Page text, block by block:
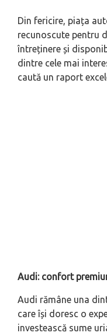
Din fericire, piața
recunoscute pentru
întreținere și
dintre cele mai
caută un raport
Audi: confort
Audi rămâne una
care își doresc o
investească sume